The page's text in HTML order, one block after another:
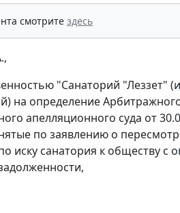
смотрите здесь
"Санаторий "Леззет"
на определение
апелляционного суда от
по заявлению о
иску санатория к обществу с